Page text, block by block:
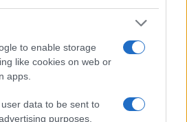
to enable storage
like cookies on web or
apps.
data to be sent to
purposes.
nicolaporro.it